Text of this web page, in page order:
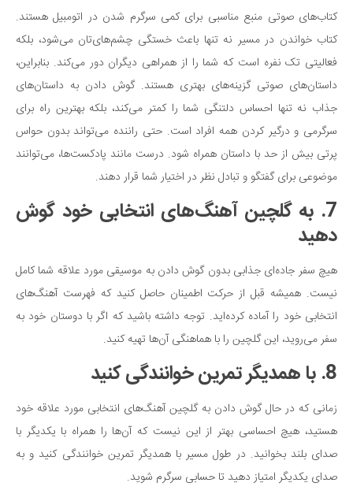
کتاب‌های صوتی منبع مناسبی برای کمی سرگرم شدن در اتومبیل هستند.
کتاب خواندن در مسیر نه تنها باعث خستگی چشم‌های‌تان می‌شود، بلکه
فعالیتی تک نفره است که شما را از همراهی دیگران دور می‌کند. بنابراین،
داستان‌های صوتی گزینه‌های بهتری هستند. گوش دادن به داستان‌های
جذاب نه تنها احساس دلتنگی شما را کمتر می‌کند، بلکه بهترین راه برای
سرگرمی و درگیر کردن همه افراد است. حتی راننده می‌تواند بدون حواس
پرتی بیش از حد با داستان همراه شود. درست مانند پادکست‌ها، می‌توانند
موضوعی برای گفتگو و تبادل نظر در اختیار شما قرار دهند.
7. به گلچین آهنگ‌های انتخابی خود گوش
دهید
هیچ سفر جاده‌ای جذابی بدون گوش دادن به موسیقی مورد علاقه شما کامل
نیست. همیشه قبل از حرکت اطمینان حاصل کنید که فهرست آهنگ‌های
انتخابی خود را آماده کرده‌اید. توجه داشته باشید که اگر با دوستان خود به
سفر می‌روید، این گلچین را با هماهنگی آن‌ها تهیه کنید.
8. با همدیگر تمرین خوانندگی کنید
زمانی که در حال گوش دادن به گلچین آهنگ‌های انتخابی مورد علاقه خود
هستید، هیچ احساسی بهتر از این نیست که آن‌ها را همراه با یکدیگر با
صدای بلند بخوانید. در طول مسیر با همدیگر تمرین خوانندگی کنید و به
صدای یکدیگر امتیاز دهید تا حسابی سرگرم شوید.